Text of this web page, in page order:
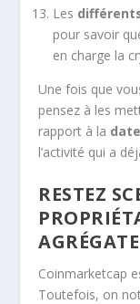
Les
pour savoir
en charge la
Une fois que
pensez à les
rapport à la
l’activité qui a
RESTEZ
Coinmarketcap
Toutefois, on